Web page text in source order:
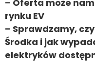
– Oferta może
rynku EV
– Sprawdzamy,
Środka i jak
elektryków